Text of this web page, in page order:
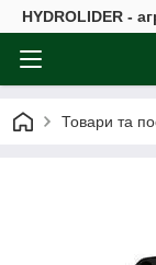
HYDROLIDER -
Товари та